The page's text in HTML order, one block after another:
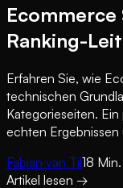
Ecommerce
Ranking-
Erfahren Sie, wie
technischen
Kategorieseiten.
echten Ergebnissen
Fabian van Til18
Artikel lesen →